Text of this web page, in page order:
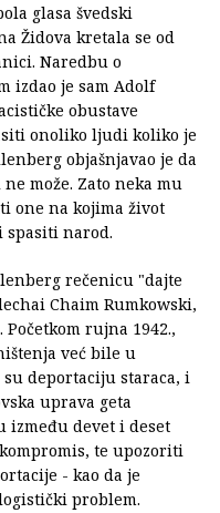
glasa švedski
Židova kretala se od
Naredbu o
izdao je sam Adolf
obustave
onoliko ljudi koliko je
objašnjavao je da
može. Zato neka mu
one na kojima život
spasiti narod.
rečenicu "dajte
Chaim Rumkowski,
rujna 1942.,
već bile u
deportaciju staraca, i
uprava geta
između devet i deset
te upozoriti
- kao da je
problem.